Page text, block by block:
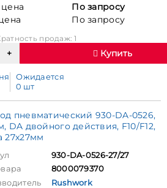
По запросу
По запросу
продаж: 1
Купить
Ожидается
0 шт
пневматический 930-DA-0526,
DA двойного действия, F10/F12,
27х27мм
930-DA-0526-27/27
8000079370
Rushwork